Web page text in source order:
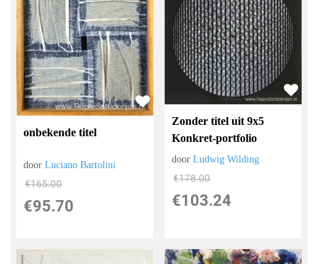
onbekende titel
doorLuciano Bartolini
€165.00
€95.70
Zonder titel uit 9x5
Konkret-portfolio
doorLudwig Wilding
€178.00
€103.24